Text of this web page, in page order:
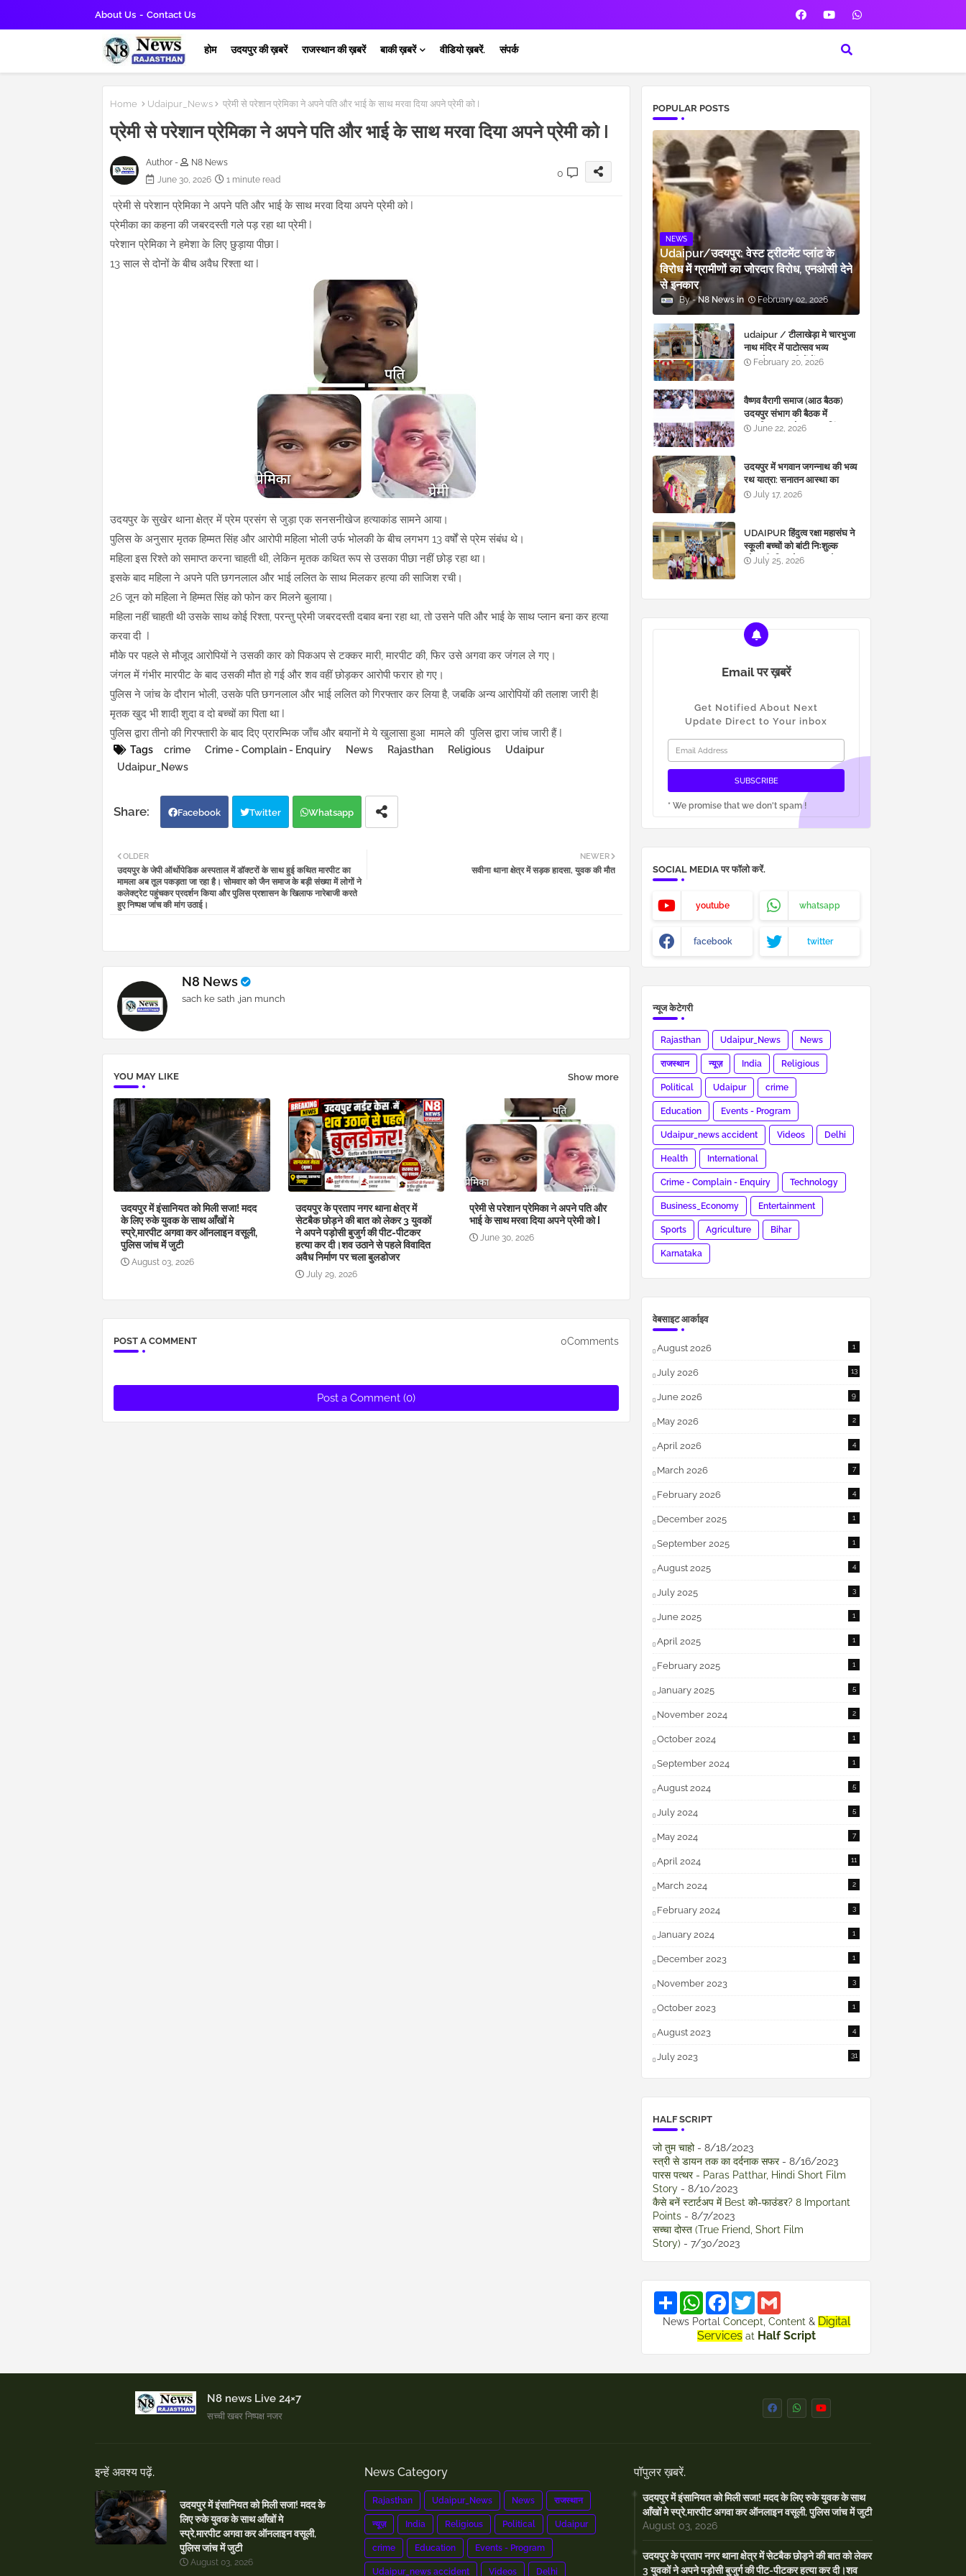
About Us Contact Us
होम उदयपुर की ख़बरें राजस्थान की ख़बरें बाकी ख़बरें वीडियो ख़बरें. संपर्क
Home Udaipur_News प्रेमी से परेशान प्रेमिका ने अपने पति और भाई के साथ मरवा दिया अपने प्रेमी को I
प्रेमी से परेशान प्रेमिका ने अपने पति और भाई के साथ मरवा दिया अपने प्रेमी को I
Author -
N8 News
June 30, 2026
1 minute read
0
प्रेमी से परेशान प्रेमिका ने अपने पति और भाई के साथ मरवा दिया अपने प्रेमी को I
प्रेमीका का कहना की जबरदस्ती गले पड़ रहा था प्रेमी I
परेशान प्रेमिका ने हमेशा के लिए छुड़ाया पीछा I
13 साल से दोनों के बीच अवैध रिश्ता था I
उदयपुर के सुखेर थाना क्षेत्र में प्रेम प्रसंग से जुड़ा एक सनसनीखेज हत्याकांड सामने आया।
पुलिस के अनुसार मृतक हिम्मत सिंह और आरोपी महिला भोली उर्फ भोलकी के बीच लगभग 13 वर्षों से प्रेम संबंध थे।
महिला इस रिश्ते को समाप्त करना चाहती थी, लेकिन मृतक कथित रूप से उसका पीछा नहीं छोड़ रहा था।
इसके बाद महिला ने अपने पति छगनलाल और भाई ललित के साथ मिलकर हत्या की साजिश रची।
26 जून को महिला ने हिम्मत सिंह को फोन कर मिलने बुलाया।
महिला नहीं चाहती थी उसके साथ कोई रिश्ता, परन्तु प्रेमी जबरदस्ती दबाव बना रहा था, तो उसने पति और भाई के साथ प्लान बना कर हत्या
करवा दी I
मौके पर पहले से मौजूद आरोपियों ने उसकी कार को पिकअप से टक्कर मारी, मारपीट की, फिर उसे अगवा कर जंगल ले गए।
जंगल में गंभीर मारपीट के बाद उसकी मौत हो गई और शव वहीं छोड़कर आरोपी फरार हो गए।
पुलिस ने जांच के दौरान भोली, उसके पति छगनलाल और भाई ललित को गिरफ्तार कर लिया है, जबकि अन्य आरोपियों की तलाश जारी हैI
मृतक खुद भी शादी शुदा व दो बच्चों का पिता था I
पुलिस द्वारा तीनो की गिरफ्तारी के बाद दिए प्रारम्भिक जाँच और बयानों मे ये खुलासा हुआ मामले की पुलिस द्वारा जांच जारी हैं I
Tags crime Crime - Complain - Enquiry News Rajasthan Religious
Udaipur
Udaipur_News
Facebook Twitter Whatsapp
NEWER
सवीना थाना क्षेत्र में सड़क हादसा, युवक की मौत
OLDER
उदयपुर के जेपी ऑर्थोपेडिक अस्पताल में डॉक्टरों के साथ हुई कथित मारपीट का
मामला अब तूल पकड़ता जा रहा है। सोमवार को जैन समाज के बड़ी संख्या में लोगों ने
कलेक्ट्रेट पहुंचकर प्रदर्शन किया और पुलिस प्रशासन के खिलाफ नारेबाजी करते
हुए निष्पक्ष जांच की मांग उठाई।
N8 News
sach ke sath ,jan munch
YOU MAY LIKE Show more
उदयपुर में इंसानियत को मिली सजा! मदद
के लिए रुके युवक के साथ आँखों मे
स्प्रे,मारपीट अगवा कर ऑनलाइन वसूली,
पुलिस जांच में जुटी
August 03, 2026
उदयपुर के प्रताप नगर थाना क्षेत्र में
सेटबैक छोड़ने की बात को लेकर 3 युवकों
ने अपने पड़ोसी बुजुर्ग की पीट-पीटकर
हत्या कर दी।शव उठाने से पहले विवादित
अवैध निर्माण पर चला बुलडोजर
July 29, 2026
प्रेमी से परेशान प्रेमिका ने अपने पति और
भाई के साथ मरवा दिया अपने प्रेमी को I
June 30, 2026
POST A COMMENT 0Comments
Post a Comment (0)
POPULAR POSTS
NEWS
Udaipur/उदयपुर: वेस्ट ट्रीटमेंट प्लांट के
विरोध में ग्रामीणों का जोरदार विरोध, एनओसी देने
से इनकार
N8 News February 02, 2026
udaipur / टीलाखेड़ा मे चारभुजा
नाथ मंदिर में पाटोत्सव भव्य
ध्वजारोहण, ग्रामीणों में उत्साह
February 20, 2026
वैष्णव वैरागी समाज (आठ बैठक)
उदयपुर संभाग की बैठक में
सामाजिक सुधारो पर गहन चिंतन I
June 22, 2026
उदयपुर में भगवान जगन्नाथ की भव्य
रथ यात्रा: सनातन आस्था का
महासंगम
July 17, 2026
UDAIPUR हिंदुत्व रक्षा महासंघ ने
स्कूली बच्चों को बांटी निःशुल्क
स्टेशनरी, शिक्षा के साथ अच्छे
July 25, 2026
Email पर ख़बरें
Get Notified About Next
Update Direct to Your inbox
* We promise that we don't spam !
SOCIAL MEDIA पर फॉलो करें.
youtube whatsapp
facebook twitter
न्यूज केटेगरी
Rajasthan Udaipur_News News
राजस्थान न्यूज़ India Religious
Political Udaipur crime
Education Events - Program
Udaipur_news accident Videos Delhi
Health International
Crime - Complain - Enquiry Technology
Business_Economy Entertainment
Sports Agriculture Bihar
Karnataka
वेबसाइट आर्काइव
August 2026 1
July 2026 13
June 2026 9
May 2026 2
April 2026 4
March 2026 7
February 2026 4
December 2025 1
September 2025 1
August 2025 4
July 2025 3
June 2025 1
April 2025 1
February 2025 1
January 2025 5
November 2024 2
October 2024 1
September 2024 1
August 2024 5
July 2024 5
May 2024 7
April 2024 11
March 2024 2
February 2024 3
January 2024 1
December 2023 1
November 2023 3
October 2023 1
August 2023 4
July 2023 31
HALF SCRIPT
जो तुम चाहो- 8/18/2023
स्त्री से डायन तक का दर्दनाक सफर- 8/16/2023
पारस पत्थर - Paras Patthar, Hindi Short Film
Story - 8/10/2023
कैसे बनें स्टार्टअप में Best को-फाउंडर? 8 Important
Points - 8/7/2023
सच्चा दोस्त (True Friend, Short Film
Story) - 7/30/2023
S
a
W
a
t
s
A
F
c
e
b
o
T
w
i
e
a
i
News Portal Concept Content & Digital
Services at Half Script
N8 news Live 24×7
सच्ची खबर निष्पक्ष नजर
इन्हें अवश्य पढ़ें.
उदयपुर में इंसानियत को मिली सजा! मदद के
लिए रुके युवक के साथ आँखों मे
स्प्रे,मारपीट अगवा कर ऑनलाइन वसूली,
पुलिस जांच में जुटी
August 03, 2026
News Category
Rajasthan Udaipur_News News राजस्थान
न्यूज़ India Religious Political Udaipur
crime Education Events - Program
Udaipur_news accident Videos Delhi
पॉपुलर ख़बरें.
उदयपुर में इंसानियत को मिली सजा! मदद के लिए रुके युवक के साथ
आँखों मे स्प्रे,मारपीट अगवा कर ऑनलाइन वसूली, पुलिस जांच में जुटी
August 03, 2026
उदयपुर के प्रताप नगर थाना क्षेत्र में सेटबैक छोड़ने की बात को लेकर
3 युवकों ने अपने पड़ोसी बुजुर्ग की पीट-पीटकर हत्या कर दी।शव